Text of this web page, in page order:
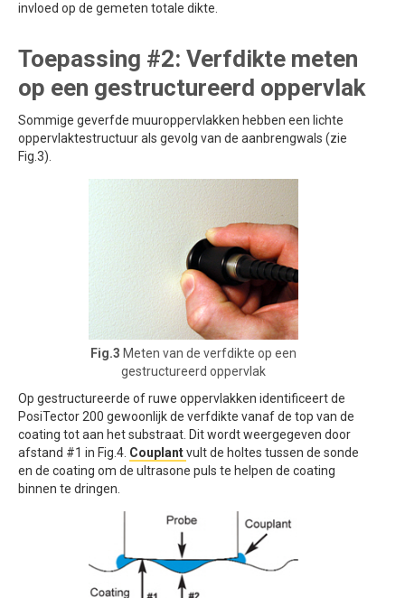
invloed op de gemeten totale dikte.
Toepassing #2: Verfdikte meten
op een gestructureerd oppervlak
Sommige geverfde muuroppervlakken hebben een lichte
oppervlaktestructuur als gevolg van de aanbrengwals (zie
Fig.3).
Fig.3 Meten van de verfdikte op een
gestructureerd oppervlak
Op gestructureerde of ruwe oppervlakken identificeert de
PosiTector 200 gewoonlijk de verfdikte vanaf de top van de
coating tot aan het substraat. Dit wordt weergegeven door
afstand #1 in Fig.4. Couplantvult de holtes tussen de sonde
en de coating om de ultrasone puls te helpen de coating
binnen te dringen.